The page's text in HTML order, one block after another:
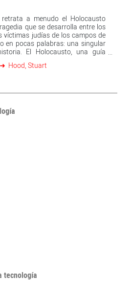
a menudo el Holocausto
que se desarrolla entre los
víctimas judías de los campos de
en pocas palabras: una singular
El Holocausto, una guía
sus causas y su
Haim Bresheeth y Stuart Hood,
única e inolvidable perspectiva
sobre la más oscura de las
humana. Su lectura
trágica es de lectura obligada
desee acercarse a esta tragedia
su influencia tanto en diversos
mundial, como en nuestras
Hood, Stuart
tecnología